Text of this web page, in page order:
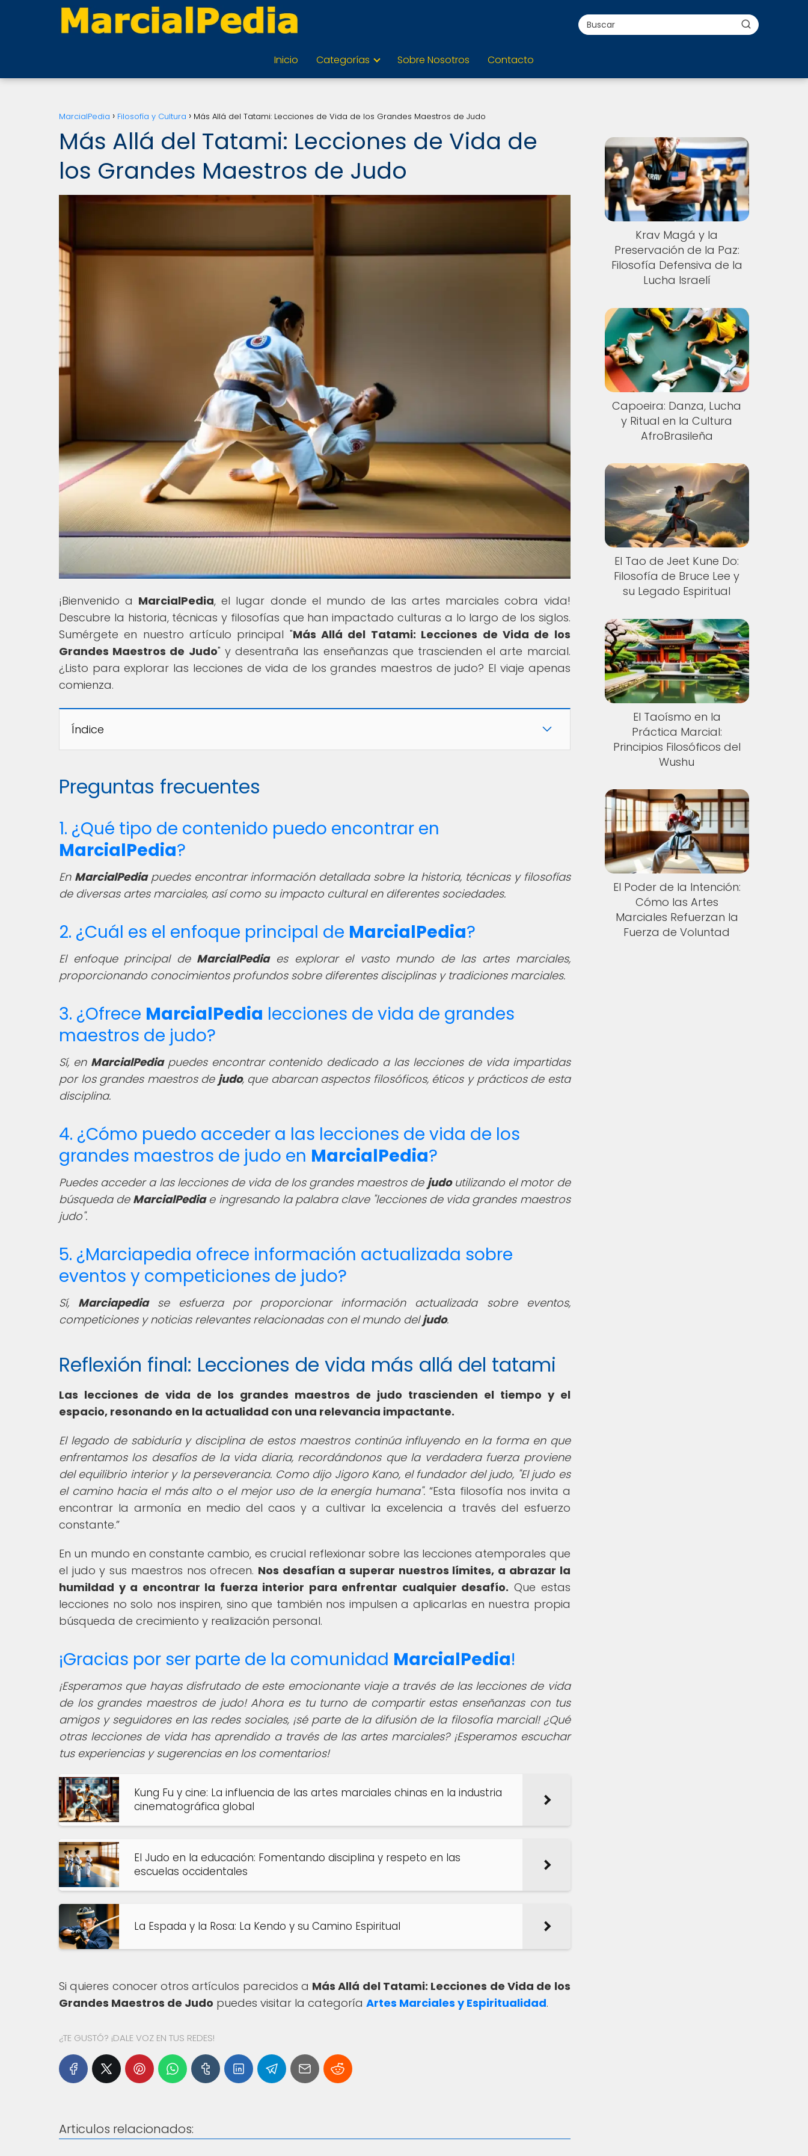
Inicio Categorías Sobre Nosotros Contacto
MarcialPedia Filosofía y Cultura Más Allá del Tatami: Lecciones de Vida de los Grandes Maestros de Judo
Más Allá del Tatami: Lecciones de Vida de
los Grandes Maestros de Judo
¡Bienvenido a MarcialPedia, el lugar donde el mundo de las artes marciales cobra vida!
Descubre la historia, técnicas y filosofías que han impactado culturas a lo largo de los siglos.
Sumérgete en nuestro artículo principal "Más Allá del Tatami: Lecciones de Vida de los
Grandes Maestros de Judo" y desentraña las enseñanzas que trascienden el arte marcial.
¿Listo para explorar las lecciones de vida de los grandes maestros de judo? El viaje apenas
comienza.
Índice
Preguntas frecuentes
1. ¿Qué tipo de contenido puedo encontrar en
MarcialPedia?
En MarcialPediapuedes encontrar información detallada sobre la historia, técnicas y filosofías
de diversas artes marciales, así como su impacto cultural en diferentes sociedades.
2. ¿Cuál es el enfoque principal de MarcialPedia?
El enfoque principal de MarcialPediaes explorar el vasto mundo de las artes marciales,
proporcionando conocimientos profundos sobre diferentes disciplinas y tradiciones marciales.
3. ¿Ofrece MarcialPedia lecciones de vida de grandes
maestros de judo?
Sí, en MarcialPediapuedes encontrar contenido dedicado a las lecciones de vida impartidas
por los grandes maestros de judo, que abarcan aspectos filosóficos, éticos y prácticos de esta
disciplina.
4. ¿Cómo puedo acceder a las lecciones de vida de los
grandes maestros de judo en MarcialPedia?
Puedes acceder a las lecciones de vida de los grandes maestros de judoutilizando el motor de
búsqueda de MarcialPediae ingresando la palabra clave "lecciones de vida grandes maestros
judo".
5. ¿Marciapedia ofrece información actualizada sobre
eventos y competiciones de judo?
Sí, Marciapediase esfuerza por proporcionar información actualizada sobre eventos,
competiciones y noticias relevantes relacionadas con el mundo deljudo.
Reflexión final: Lecciones de vida más allá del tatami
Las lecciones de vida de los grandes maestros de judo trascienden el tiempo y el
espacio, resonando en la actualidad con una relevancia impactante.
El legado de sabiduría y disciplina de estos maestros continúa influyendo en la forma en que
enfrentamos los desafíos de la vida diaria, recordándonos que la verdadera fuerza proviene
del equilibrio interior y la perseverancia. Como dijo Jigoro Kano, el fundador del judo, "El judo es
el camino hacia el más alto o el mejor uso de la energía humana". Esta filosofía nos invita a
encontrar la armonía en medio del caos y a cultivar la excelencia a través del esfuerzo
constante.
En un mundo en constante cambio, es crucial reflexionar sobre las lecciones atemporales que
el judo y sus maestros nos ofrecen. Nos desafían a superar nuestros límites, a abrazar la
humildad y a encontrar la fuerza interior para enfrentar cualquier desafío. Que estas
lecciones no solo nos inspiren, sino que también nos impulsen a aplicarlas en nuestra propia
búsqueda de crecimiento y realización personal.
¡Gracias por ser parte de la comunidad MarcialPedia!
¡Esperamos que hayas disfrutado de este emocionante viaje a través de las lecciones de vida
de los grandes maestros de judo! Ahora es tu turno de compartir estas enseñanzas con tus
amigos y seguidores en las redes sociales, ¡sé parte de la difusión de la filosofía marcial! ¿Qué
otras lecciones de vida has aprendido a través de las artes marciales? ¡Esperamos escuchar
tus experiencias y sugerencias en los comentarios!
Kung Fu y cine: La influencia de las artes marciales chinas en la industria
cinematográfica global
El Judo en la educación: Fomentando disciplina y respeto en las
escuelas occidentales
La Espada y la Rosa: La Kendo y su Camino Espiritual
Si quieres conocer otros artículos parecidos a Más Allá del Tatami: Lecciones de Vida de los
Grandes Maestros de Judo puedes visitar la categoría Artes Marciales y Espiritualidad.
¿TE GUSTÓ? ¡DALE VOZ EN TUS REDES!
Articulos relacionados:
Krav Magá y la
Preservación de la Paz:
Filosofía Defensiva de la
Lucha Israelí
Capoeira: Danza, Lucha
y Ritual en la Cultura
AfroBrasileña
El Tao de Jeet Kune Do:
Filosofía de Bruce Lee y
su Legado Espiritual
El Taoísmo en la
Práctica Marcial:
Principios Filosóficos del
Wushu
El Poder de la Intención:
Cómo las Artes
Marciales Refuerzan la
Fuerza de Voluntad